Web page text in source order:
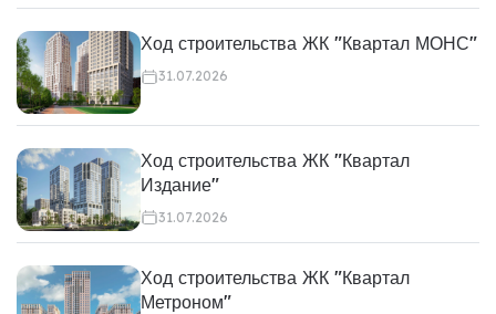
Ход строительства ЖК "Квартал МОНС"
31.07.2026
Ход строительства ЖК "Квартал
Издание"
31.07.2026
Ход строительства ЖК "Квартал
Метроном"